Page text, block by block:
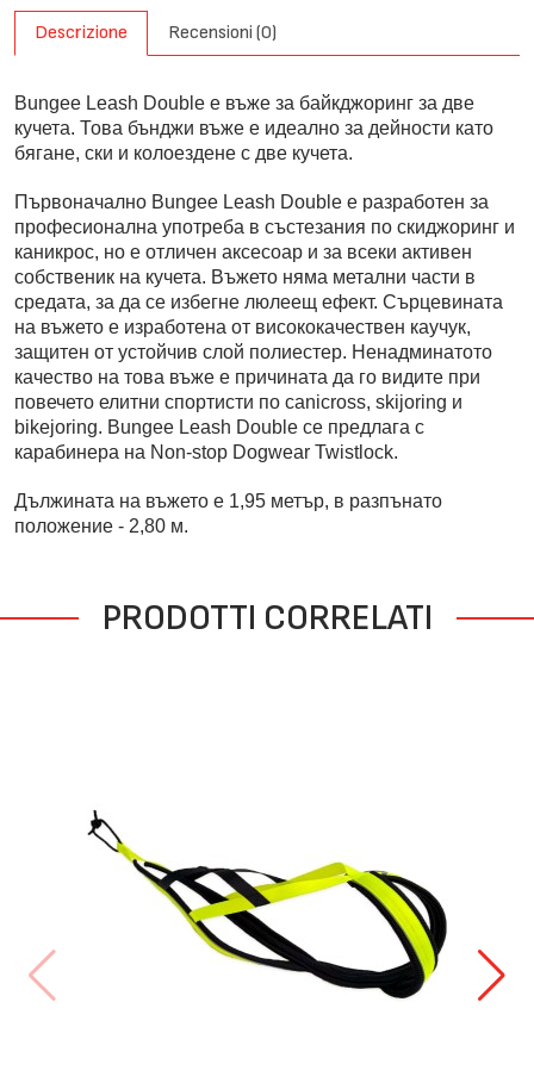
Descrizione Recensioni (0)
Bungee Leash Double е въже за байкджоринг за две
кучета. Това бънджи въже е идеално за дейности като
бягане, ски и колоездене с две кучета.
Първоначално Bungee Leash Double е разработен за
професионална употреба в състезания по скиджоринг и
каникрос, но е отличен аксесоар и за всеки активен
собственик на кучета. Въжето няма метални части в
средата, за да се избегне люлеещ ефект. Сърцевината
на въжето е изработена от висококачествен каучук,
защитен от устойчив слой полиестер. Ненадминатото
качество на това въже е причината да го видите при
повечето елитни спортисти по canicross, skijoring и
bikejoring. Bungee Leash Double се предлага с
карабинера на Non-stop Dogwear Twistlock.
Дължината на въжето е 1,95 метър, в разпънато
положение - 2,80 м.
PRODOTTI CORRELATI